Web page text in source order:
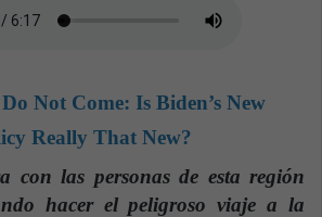
Do Not Come: Is Biden’s New
Really That New?
con las personas de esta región
hacer el peligroso viaje a la